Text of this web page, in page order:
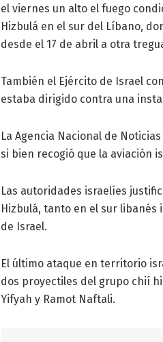
el viernes un alto el fuego
Hizbulá en el sur del Líbano,
desde el 17 de abril a otra
También el Ejército de Israel
estaba dirigido contra una
La Agencia Nacional de
si bien recogió que la aviación
Las autoridades israelíes
Hizbulá, tanto en el sur
de Israel.
El último ataque en territorio
dos proyectiles del grupo chií
Yifyah y Ramot Naftali.